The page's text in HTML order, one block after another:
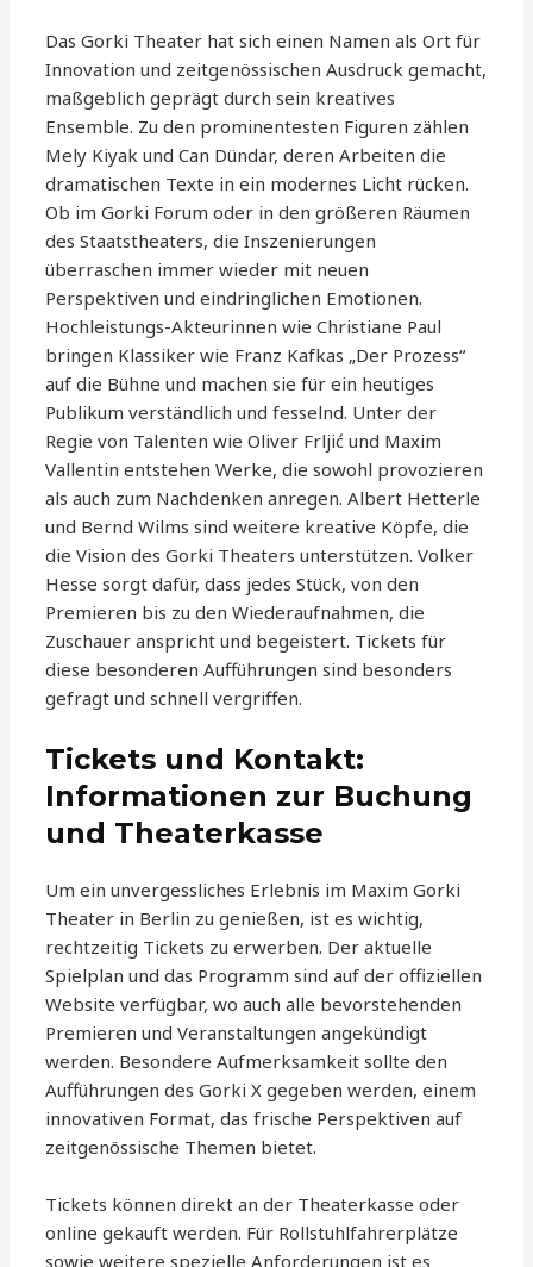
Das Gorki Theater hat sich einen Namen als Ort für
Innovation und zeitgenössischen Ausdruck gemacht,
maßgeblich geprägt durch sein kreatives
Ensemble. Zu den prominentesten Figuren zählen
Mely Kiyak und Can Dündar, deren Arbeiten die
dramatischen Texte in ein modernes Licht rücken.
Ob im Gorki Forum oder in den größeren Räumen
des Staatstheaters, die Inszenierungen
überraschen immer wieder mit neuen
Perspektiven und eindringlichen Emotionen.
Hochleistungs-Akteurinnen wie Christiane Paul
bringen Klassiker wie Franz Kafkas „Der Prozess“
auf die Bühne und machen sie für ein heutiges
Publikum verständlich und fesselnd. Unter der
Regie von Talenten wie Oliver Frljić und Maxim
Vallentin entstehen Werke, die sowohl provozieren
als auch zum Nachdenken anregen. Albert Hetterle
und Bernd Wilms sind weitere kreative Köpfe, die
die Vision des Gorki Theaters unterstützen. Volker
Hesse sorgt dafür, dass jedes Stück, von den
Premieren bis zu den Wiederaufnahmen, die
Zuschauer anspricht und begeistert. Tickets für
diese besonderen Aufführungen sind besonders
gefragt und schnell vergriffen.
Tickets und Kontakt:
Informationen zur Buchung
und Theaterkasse
Um ein unvergessliches Erlebnis im Maxim Gorki
Theater in Berlin zu genießen, ist es wichtig,
rechtzeitig Tickets zu erwerben. Der aktuelle
Spielplan und das Programm sind auf der offiziellen
Website verfügbar, wo auch alle bevorstehenden
Premieren und Veranstaltungen angekündigt
werden. Besondere Aufmerksamkeit sollte den
Aufführungen des Gorki X gegeben werden, einem
innovativen Format, das frische Perspektiven auf
zeitgenössische Themen bietet.
Tickets können direkt an der Theaterkasse oder
online gekauft werden. Für Rollstuhlfahrerplätze
sowie weitere spezielle Anforderungen ist es